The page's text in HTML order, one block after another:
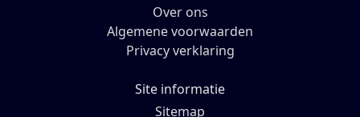
Over ons
Algemene voorwaarden
Privacy verklaring
Site informatie
Sitemap